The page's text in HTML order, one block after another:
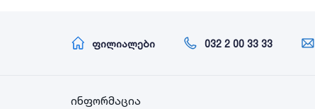
ფილიალები 032 2 00 33 33
ინფორმაცია